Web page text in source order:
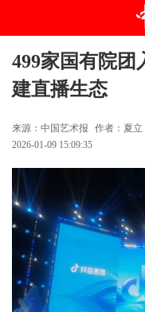
499家国有院团
建直播生态
来源：中国艺术报
作者：夏立
2026-01-09 15:09:35